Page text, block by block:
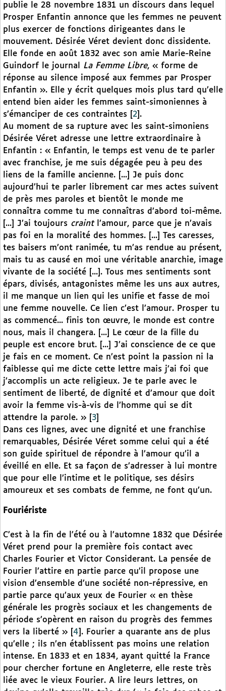
publie le 28 novembre 1831 un discours dans lequel
Prosper Enfantin annonce que les femmes ne peuvent
plus exercer de fonctions dirigeantes dans le
mouvement. Désirée Véret devient donc dissidente.
Elle fonde en août 1832 avec son amie Marie-Reine
Guindorf le journal La Femme Libre, « forme de
réponse au silence imposé aux femmes par Prosper
Enfantin ». Elle y écrit quelques mois plus tard qu’elle
entend bien aider les femmes saint-simoniennes à
s’émanciper de ces contraintes
2 .
Au moment de sa rupture avec les saint-simoniens
Désirée Véret adresse une lettre extraordinaire à
Enfantin : « Enfantin, le temps est venu de te parler
avec franchise, je me suis dégagée peu à peu des
liens de la famille ancienne. [...] Je puis donc
aujourd’hui te parler librement car mes actes suivent
de près mes paroles et bientôt le monde me
connaîtra comme tu me connaîtras d’abord toi-même.
[...] J’ai toujours craintl’amour, parce que je n’avais
pas foi en la moralité des hommes. [...] Tes caresses,
tes baisers m’ont ranimée, tu m’as rendue au présent,
mais tu as causé en moi une véritable anarchie, image
vivante de la société [...]. Tous mes sentiments sont
épars, divisés, antagonistes même les uns aux autres,
il me manque un lien qui les unifie et fasse de moi
une femme nouvelle. Ce lien c’est l’amour. Prosper tu
as commencé... finis ton œuvre, le monde est contre
nous, mais il changera. [...] Le cœur de la fille du
peuple est encore brut. [...] J’ai conscience de ce que
je fais en ce moment. Ce n’est point la passion ni la
faiblesse qui me dicte cette lettre mais j’ai foi que
j’accomplis un acte religieux. Je te parle avec le
sentiment de liberté, de dignité et d’amour que doit
avoir la femme vis-à-vis de l’homme qui se dit
attendre la parole. »
3
Dans ces lignes, avec une dignité et une franchise
remarquables, Désirée Véret somme celui qui a été
son guide spirituel de répondre à l’amour qu’il a
éveillé en elle. Et sa façon de s’adresser à lui montre
que pour elle l’intime et le politique, ses désirs
amoureux et ses combats de femme, ne font qu’un.
Fouriériste
C’est à la fin de l’été ou à l’automne 1832 que Désirée
Véret prend pour la première fois contact avec
Charles Fourier et Victor Considerant. La pensée de
Fourier l’attire en partie parce qu’il propose une
vision d’ensemble d’une société non-répressive, en
partie parce qu’aux yeux de Fourier « en thèse
générale les progrès sociaux et les changements de
période s’opèrent en raison du progrès des femmes
vers la liberté »
4 . Fourier a quarante ans de plus
qu’elle ; ils n’en établissent pas moins une relation
intense. En 1833 et en 1834, ayant quitté la France
pour chercher fortune en Angleterre, elle reste très
liée avec le vieux Fourier. A lire leurs lettres, on